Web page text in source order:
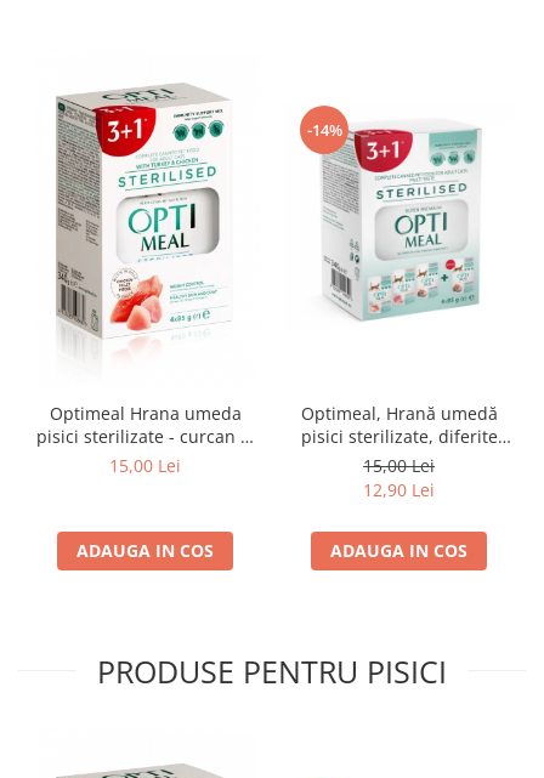
Optimeal Hrana umeda
pisici sterilizate - curcan si
pui in sos, set 3+1,
15,00 Lei
ADAUGA IN COS
-14%
Optimeal, Hrană umedă
pisici sterilizate, diferite
arome, (3+1), 0.34kg
15,00 Lei
12,90 Lei
ADAUGA IN COS
PRODUSE PENTRU PISICI